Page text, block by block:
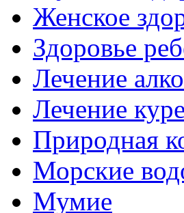
Женское
Здоровье
Лечение
Лечение
Природная
Морские
Мумие